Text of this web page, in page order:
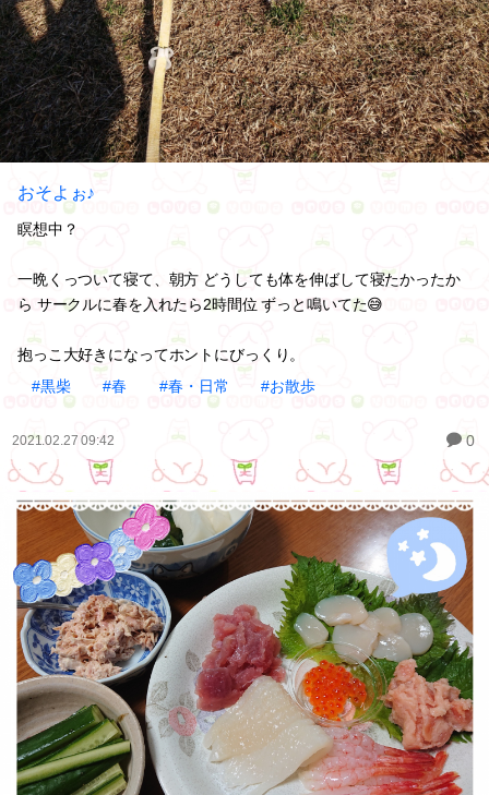
おそよぉ♪
瞑想中？
一晩くっついて寝て、朝方 どうしても体を伸ばして寝たかったか
ら サークルに春を入れたら2時間位 ずっと鳴いてた😅
抱っこ大好きになってホントにびっくり。
#黒柴
#春 #春・日常 #お散歩
2021.02.27 09:42 0